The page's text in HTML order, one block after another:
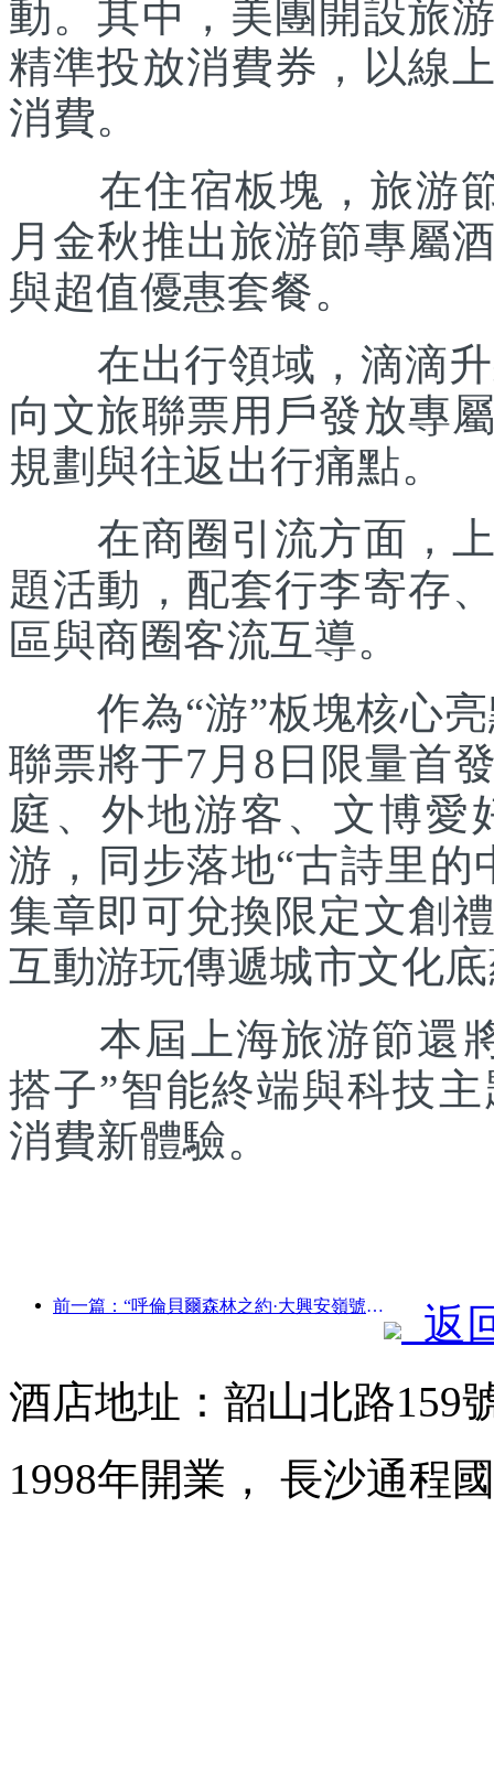
動。其中，美團開設旅
精準投放消費券，以線
消費。
在住宿板塊，旅游節
月金秋推出旅游節專屬
與超值優惠套餐。
在出行領域，滴滴升
向文旅聯票用戶發放專
規劃與往返出行痛點。
在商圈引流方面，上
題活動，配套行李寄存
區與商圈客流互導。
作為“游”板塊核心亮
聯票將于7月8日限量首
庭、外地游客、文博愛
游，同步落地“古詩里
集章即可兌換限定文創
互動游玩傳遞城市文化
本屆上海旅游節還將
搭子”智能終端與科技
消費新體驗。
前一篇：“呼倫貝爾森林之約·大興安嶺號--星光列車·天翼之旅”旅游專列首發
返
酒店地址：韶山北路159
1998年開業， 長沙通